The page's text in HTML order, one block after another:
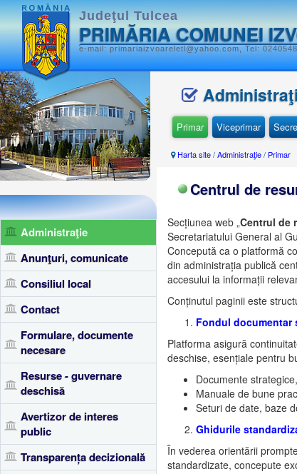
Judeţul Tulcea
PRIMĂRIA COMUNEI
e-mail: primariaizvoareletl@yahoo.com, Tel:
Administraţie
Anunţuri, comunicate
Consiliul local
Contact
Formulare, documente
necesare
Resurse - guvernare
deschisă
Avertizor de interes
public
Transparența decizională
Primar Viceprimar
Harta site/Administraţie/ Primar
Centrul de
Secțiunea web „Centrul de
Secretariatului General al
Concepută ca o platformă
din administrația publică
accesului la informații
Conținutul paginii este
Fondul
Platforma asigură
deschise, esențiale pentru
Documente
Manuale de bune
Seturi de date, baze
Ghidurile
În vederea orientării
standardizate, concepute